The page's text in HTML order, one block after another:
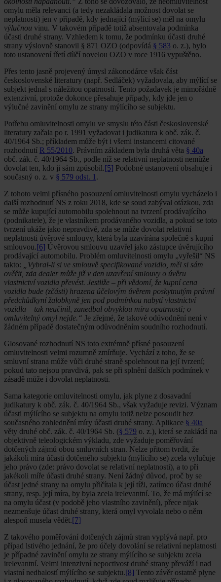
omylu měla relevanci (a tedy nezakládala možnost dovolat se
neplatnosti) jen v případě, kdy jednající (mýlící se) měl na omylu
výlučnou vinu. V takovém případě totiž absentovala podmínka
účasti druhé strany. Vzhledem k tomu, že podmínku účasti druhé
strany výslovně stanovil § 871 OZO (odpovídá § 583 o. z.), bylo
toto ustanovení třetí dílčí novelou OZO v roce 1916 vypuštěno.
Přes tento jasně projevený úmysl zákonodárce však část
československé literatury (např. Sedláček) vyžadovala, aby mýlící se
subjekt jednal s náležitou opatrností. Tento požadavek je mimořádně
extenzivní, protože dokonce přesahuje případy, kdy jde jen o
výlučné zavinění omylu ze strany mýlícího se subjektu.
Potřebu omluvitelnosti omylu ve smyslu této části československé
literatury začala po r. 1991 vyžadovat i judikatura k obč. zák. č.
40/1964 Sb.; příkladem může být i všemi instancemi citované
rozhodnutí R 55/2010. Právním základem byla druhá věta § 40a
obč. zák. č. 40/1964 Sb., podle níž se relativní neplatnosti nemůže
dovolat ten, kdo ji sám způsobil.[5] Podobné ustanovení obsahuje i
současný o. z. v § 579 odst. 1 .
Z tohoto velmi přísného posouzení omluvitelnosti omylu vycházelo i
další rozhodnutí NS z roku 2018, kde se soud zabýval otázkou, zda
se může kupující automobilu spolehnout na tvrzení prodávajícího
(podnikatele), že je vlastníkem prodávaného vozidla, a pokud se toto
tvrzení ukáže jako nepravdivé, zda se může dovolat relativní
neplatnosti úvěrové smlouvy, která byla uzavírána společně s kupní
smlouvou.[6] Úvěrovou smlouvu uzavřel jako zástupce úvěrujícího
prodávající automobilu. Problém omluvitelnosti omylu „vyřešil“ NS
takto:
„Vybral-li si ve smlouvě specifikované vozidlo, měl si sám
ověřit, zda dealer může již v den uzavření smlouvy o úvěru
vlastnictví vozidla převést. Jestliže – při vědomí, že kupní cena
vozidla bude (zčásti) hrazena účelovým úvěrem poskytnutým právní
předchůdkyní žalobkyně jen pod podmínkou nabytí vlastnictví
vozidla – tak neučinil, zanedbal obvyklou míru opatrnosti; o
omluvitelný omyl nejde.“ Je zřejmé, že takové odůvodnění není v
žádném případě dostatečným odůvodněním soudního rozhodnutí.
Glosované rozhodnutí NS toto extrémně přísné posouzení
omluvitelnosti velmi rozumně zmírňuje. Vychází z toho, že se
smluvní strana může vůči druhé straně spolehnout na její tvrzení;
pokud tato nejsou pravdivá, pak se při splnění dalších podmínek v
zásadě může i dovolat neplatnosti.
Sama kategorie omluvitelnosti omylu, jak plyne z dosavadní
judikatury k obč. zák. č. 40/1964 Sb., však vyžaduje revizi. Význam
účasti mýlícího se subjektu na omylu totiž nelze posoudit bez
současného zohlednění míry účasti druhé strany. Aplikace § 40a
věty druhé obč. zák. č. 40/1964 Sb. (§ 579 o. z.), která se zakládá na
objektivně teleologickém výkladu, zde vyžaduje poměřování
dotčených zájmů obou smluvních stran. Nelze přitom tvrdit, že
jakákoli míra účasti dotčeného subjektu (mýlícího se) zcela vylučuje
jeho právo (zde: právo dovolat se relativní neplatnosti), a to při
jakékoli míře účasti druhé strany. Není žádný důvod, proč by se
účast jedné strany na omylu přičítala k její tíži, zatímco účast druhé
strany, resp. její míra, by byla zcela irelevantní. To, že má mýlící se
na omylu účast (v podobě jeho vlastního zavinění), přece nijak
nezmenšuje účast druhé strany, která omyl vyvolala nebo o něm
alespoň musela vědět.[7]
Z takového poměřování dotčených zájmů stran vyplývá např. pro
případ lstivého jednání, že pro účely dovolání se relativní neplatnosti
je případné zavinění omylu ze strany mýlícího se subjektu zcela
irelevantní. Velmi intenzivní nepoctivost druhé strany převáží i nad
vlastní nedbalostí mýlícího se subjektu.[8] Tento závěr ostatně plyne